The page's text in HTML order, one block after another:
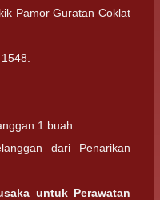
Pamor Guratan Coklat
1 buah.
dari Penarikan
untuk Perawatan